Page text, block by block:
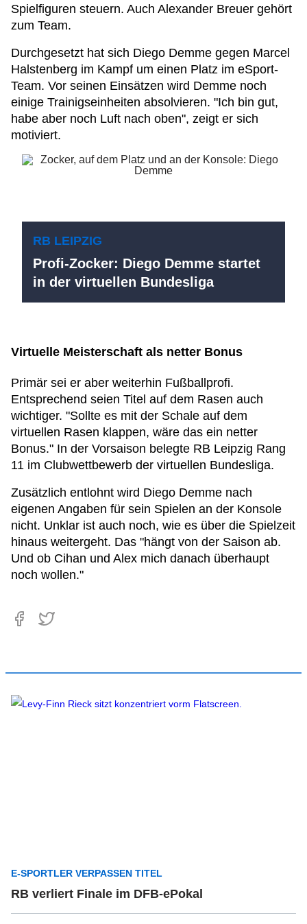
Spielfiguren steuern. Auch Alexander Breuer gehört
zum Team.
Durchgesetzt hat sich Diego Demme gegen Marcel
Halstenberg im Kampf um einen Platz im eSport-
Team. Vor seinen Einsätzen wird Demme noch
einige Trainigseinheiten absolvieren. "Ich bin gut,
habe aber noch Luft nach oben", zeigt er sich
motiviert.
RB LEIPZIG
Profi-Zocker: Diego Demme startet
in der virtuellen Bundesliga
Virtuelle Meisterschaft als netter Bonus
Primär sei er aber weiterhin Fußballprofi.
Entsprechend seien Titel auf dem Rasen auch
wichtiger. "Sollte es mit der Schale auf dem
virtuellen Rasen klappen, wäre das ein netter
Bonus." In der Vorsaison belegte RB Leipzig Rang
11 im Clubwettbewerb der virtuellen Bundesliga.
Zusätzlich entlohnt wird Diego Demme nach
eigenen Angaben für sein Spielen an der Konsole
nicht. Unklar ist auch noch, wie es über die Spielzeit
hinaus weitergeht. Das "hängt von der Saison ab.
Und ob Cihan und Alex mich danach überhaupt
noch wollen."
E-SPORTLER VERPASSEN TITEL
RB verliert Finale im DFB-ePokal